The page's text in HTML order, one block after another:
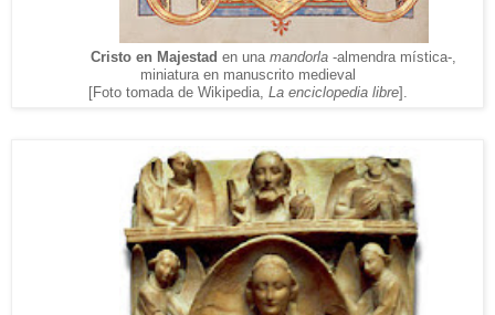
Cristo en Majestad en unamandorla -almendra mística-,
miniatura en manuscrito medieval
[Foto tomada de Wikipedia, La enciclopedia libre].